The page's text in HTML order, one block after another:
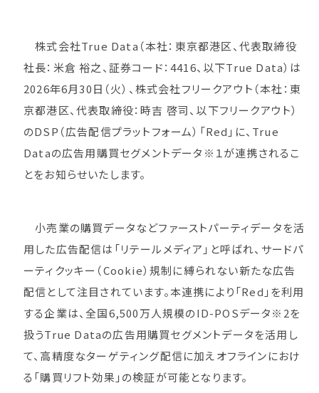
株式会社True Data（本社：東京都港区、代表取締役
社長：米倉 裕之、証券コード：4416、以下True Data）は
2026年6月30日（火）、株式会社フリークアウト（本社：東
京都港区、代表取締役：時吉 啓司、以下フリークアウト）
のDSP（広告配信プラットフォーム）「Red」に、True
Dataの広告用購買セグメントデータ※１が連携されるこ
とをお知らせいたします。
小売業の購買データなどファーストパーティデータを活
用した広告配信は「リテールメディア」と呼ばれ、サードパ
ーティクッキー（Cookie）規制に縛られない新たな広告
配信として注目されています。本連携により「Red」を利用
する企業は、全国6,500万人規模のID-POSデータ※2を
扱うTrue Dataの広告用購買セグメントデータを活用し
て、高精度なターゲティング配信に加えオフラインにおけ
る「購買リフト効果」の検証が可能となります。